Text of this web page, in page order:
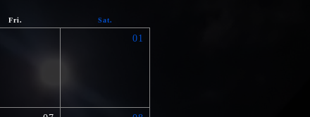
Fri. Sat.
01